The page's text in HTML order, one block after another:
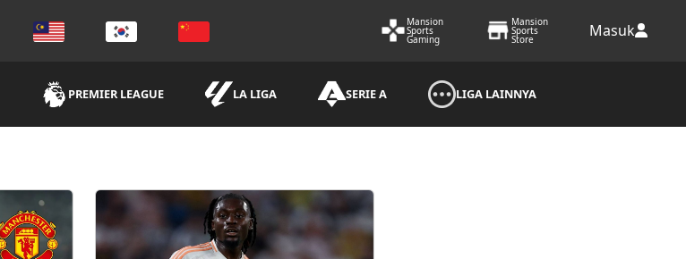
Mansion
Sports
Gaming
Mansion
Sports
Store Masuk
PREMIER LEAGUE LA LIGA SERIE A LIGA LAINNYA